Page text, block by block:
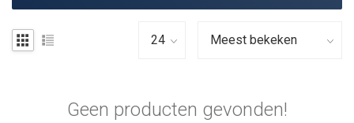
Geen producten gevonden!